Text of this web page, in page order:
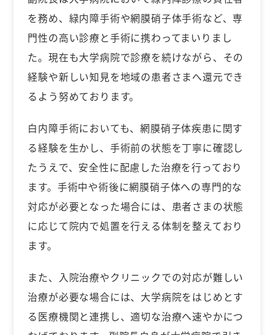
を務め、緑内障手術や網膜硝子体手術など、専
門性の高い診療と手術に携わってまいりまし
た。現在も大学病院で診療を続けながら、その
経験や新しい知見を地域の患者さまへ還元でき
るよう努めております。
白内障手術においても、網膜硝子体疾患に関す
る経験を生かし、手術前の状態を丁寧に確認し
たうえで、安全性に配慮した治療を行っており
ます。手術中や術後に網膜硝子体への専門的な
対応が必要となった場合には、患者さまの状態
に応じて院内で処置を行える体制を整えており
ます。
また、入院治療やクリニックでの対応が難しい
治療が必要な場合には、大学病院をはじめとす
る医療機関と連携し、適切な治療へ速やかにつ